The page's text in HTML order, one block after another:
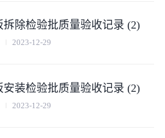
拆除检验批质量验收记录 (2)
2023-12-29
安装检验批质量验收记录 (2)
2023-12-29